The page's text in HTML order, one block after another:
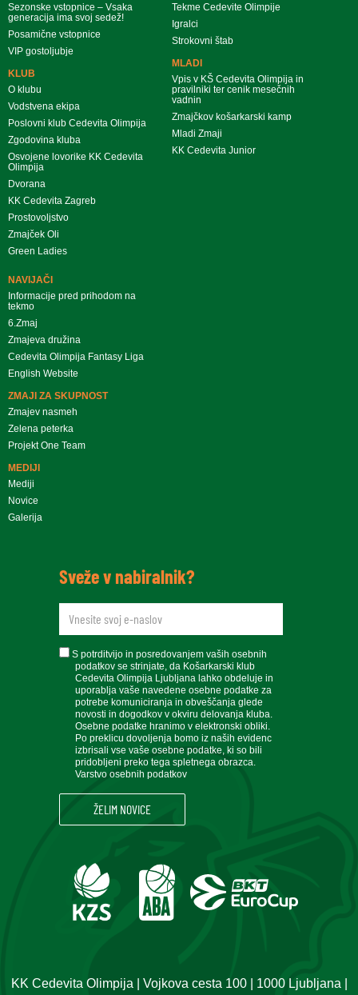
Sezonske vstopnice – Vsaka
generacija ima svoj sedež!
Posamične vstopnice
VIP gostoljubje
KLUB
O klubu
Vodstvena ekipa
Poslovni klub Cedevita Olimpija
Zgodovina kluba
Osvojene lovorike KK Cedevita
Olimpija
Dvorana
KK Cedevita Zagreb
Prostovoljstvo
Zmajček Oli
Green Ladies
Tekme Cedevite Olimpije
Igralci
Strokovni štab
MLADI
Vpis v KŠ Cedevita Olimpija in
pravilniki ter cenik mesečnih
vadnin
Zmajčkov košarkarski kamp
Mladi Zmaji
KK Cedevita Junior
NAVIJAČI
Informacije pred prihodom na
tekmo
6.Zmaj
Zmajeva družina
Cedevita Olimpija Fantasy Liga
English Website
ZMAJI ZA SKUPNOST
Zmajev nasmeh
Zelena peterka
Projekt One Team
MEDIJI
Mediji
Novice
Galerija
Sveže v nabiralnik?
newsletteremail
soglasje
S potrditvijo in posredovanjem vaših osebnih
podatkov se strinjate, da Košarkarski klub
Cedevita Olimpija Ljubljana lahko obdeluje in
uporablja vaše navedene osebne podatke za
potrebe komuniciranja in obveščanja glede
novosti in dogodkov v okviru delovanja kluba.
Osebne podatke hranimo v elektronski obliki.
Po preklicu dovoljenja bomo iz naših evidenc
izbrisali vse vaše osebne podatke, ki so bili
pridobljeni preko tega spletnega obrazca.
Varstvo osebnih podatkov
KK Cedevita Olimpija | Vojkova cesta 100 | 1000 Ljubljana |